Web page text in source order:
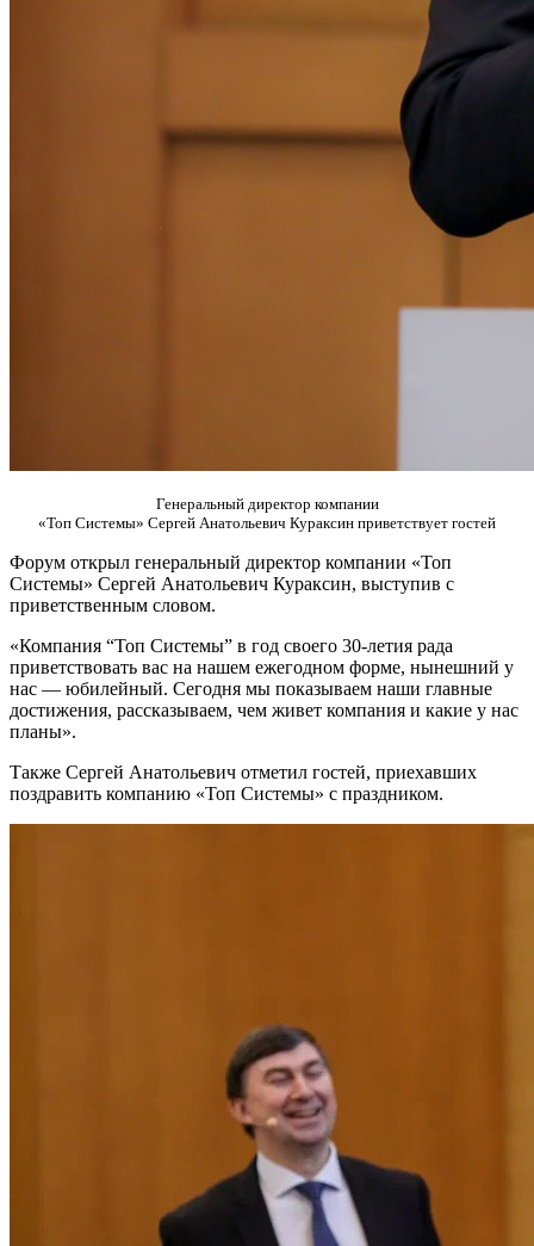
Генеральный директор компании
«Топ Системы» Сергей Анатольевич Кураксин приветствует гостей
Форум открыл генеральный директор компании «Топ
Системы» Сергей Анатольевич Кураксин, выступив с
приветственным словом.
«Компания “Топ Системы” в год своего 30-летия рада
приветствовать вас на нашем ежегодном форме, нынешний у
нас — юбилейный. Сегодня мы показываем наши главные
достижения, рассказываем, чем живет компания и какие у нас
планы».
Также Сергей Анатольевич отметил гостей, приехавших
поздравить компанию «Топ Системы» с праздником.